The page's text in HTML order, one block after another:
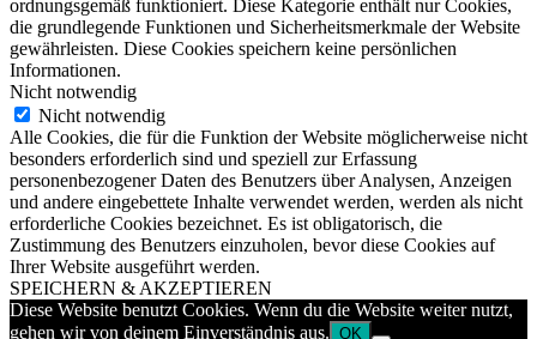
ordnungsgemäß funktioniert. Diese Kategorie enthält nur Cookies,
die grundlegende Funktionen und Sicherheitsmerkmale der Website
gewährleisten. Diese Cookies speichern keine persönlichen
Informationen.
Nicht notwendig
Nicht notwendig
Alle Cookies, die für die Funktion der Website möglicherweise nicht
besonders erforderlich sind und speziell zur Erfassung
personenbezogener Daten des Benutzers über Analysen, Anzeigen
und andere eingebettete Inhalte verwendet werden, werden als nicht
erforderliche Cookies bezeichnet. Es ist obligatorisch, die
Zustimmung des Benutzers einzuholen, bevor diese Cookies auf
Ihrer Website ausgeführt werden.
SPEICHERN & AKZEPTIEREN
Diese Website benutzt Cookies. Wenn du die Website weiter nutzt,
gehen wir von deinem Einverständnis aus. OK